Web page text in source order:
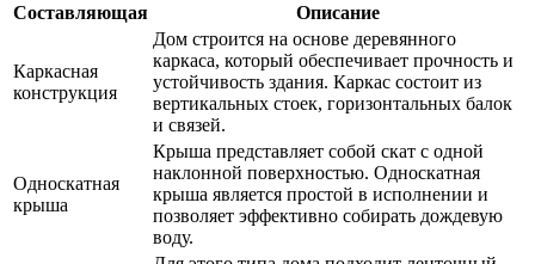
Составляющая Описание
Каркасная
конструкция
Дом строится на основе деревянного
каркаса, который обеспечивает прочность и
устойчивость здания. Каркас состоит из
вертикальных стоек, горизонтальных балок
и связей.
Односкатная
крыша
Крыша представляет собой скат с одной
наклонной поверхностью. Односкатная
крыша является простой в исполнении и
позволяет эффективно собирать дождевую
воду.